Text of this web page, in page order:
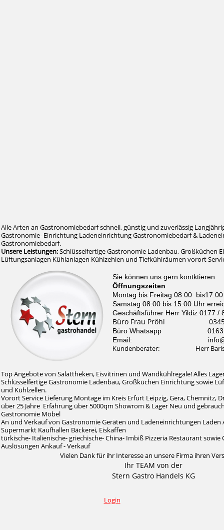
Alle Arten an Gastronomiebedarf schnell, günstig und zuverlässig
Gastronomie- Einrichtung Ladeneinrichtung Gastronomiebedarf &
Gastronomiebedarf.
Unsere Leistungen:Schlüsselfertige Gastronomie Ladenbau, Großküchen
Lüftungsanlagen Kühlanlagen Kühlzehlen und Tiefkühlräumen vorort
Sie können uns gern kontktieren
Öffnungszeiten
Montag bis Freitag 08.00
Samstag 08:00 bis 15:00 Uhr
Geschäftsführer Herr Yildiz 0177 /
Büro Frau Pröhl 0345 /
Büro Whatsapp 0163 /
Email: info@stern-
Kundenberater: Herr Baris
Top Angebote von Salattheken, Eisvitrinen und Wandkühlregale! Alles
Schlüsselfertige Gastronomie Ladenbau, Großküchen Einrichtung sowie
und Kühlzellen.
Vorort Service Lieferung Montage im Kreis Erfurt Leipzig, Gera, Chemnitz,
über 25 Jahre Erfahrung über 5000qm Showrom & Lager Neu und
Gastronomie Möbel
An und Verkauf von Gastronomie Geräten und Ladeneinrichtungen
Supermarkt Kaufhallen Bäckerei, Eiskaffen
türkische- Italienische- griechische- China- Imbiß Pizzeria Restaurant sowie
Auslösungen Ankauf - Verkauf
Vielen Dank für ihr Interesse an unsere Firma ihren
Ihr TEAM von der
Stern Gastro Handels KG
Login